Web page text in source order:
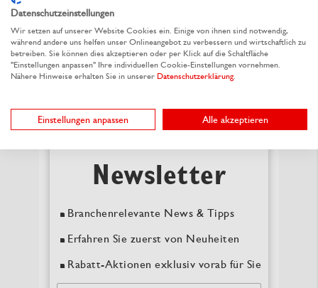
Newsletter
Branchenrelevante News & Tipps
Erfahren Sie zuerst von Neuheiten
Rabatt-Aktionen exklusiv vorab für Sie
Bestellte Artikel & Muster in der
Übersicht
Jetzt registrieren
Datenschutzeinstellungen
Wir setzen auf unserer Website Cookies ein. Einige von ihnen sind notwendig,
während andere uns helfen unser Onlineangebot zu verbessern und wirtschaftlich zu
betreiben. Sie können dies akzeptieren oder per Klick auf die Schaltfläche
"Einstellungen anpassen" Ihre individuellen Cookie-Einstellungen vornehmen.
Nähere Hinweise erhalten Sie in unserer Datenschutzerklärung.
Einstellungen anpassen Alle akzeptieren